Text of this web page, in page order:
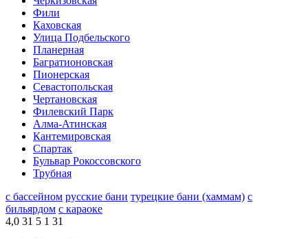
Фили
Каховская
Улица Подбельского
Планерная
Багратионовская
Пионерская
Севастопольская
Чертановская
Филевский Парк
Алма-Атинская
Кантемировская
Спартак
Бульвар Рокоссовского
Трубная
с бассейном русские бани турецкие бани (хаммам) с
бильярдом с караоке
4,0 31 5 1 31